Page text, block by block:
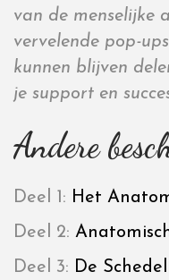
van de menselijke
vervelende pop-
kunnen blijven
je support en
Andere
Deel 1: Het
Deel 2:
Deel 3: De